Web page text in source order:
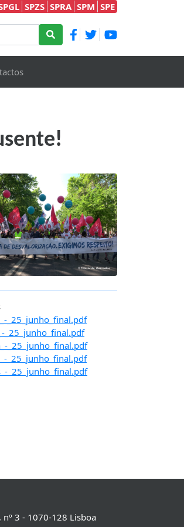
SPZS SPRA SPM SPE
_25_junho_final.pdf
_25_junho_final.pdf
_25_junho_final.pdf
_25_junho_final.pdf
_25_junho_final.pdf
nº 3 - 1070-128 Lisboa